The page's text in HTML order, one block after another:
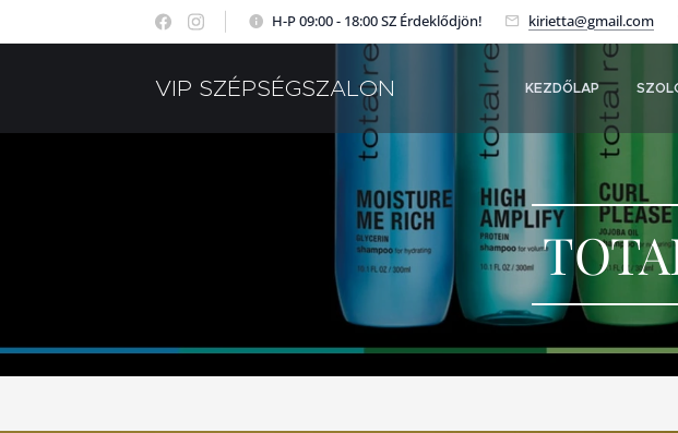
H-P 09:00 - 18:00 SZ Érdeklődjön! kirietta@gmail.com
VIP SZÉPSÉGSZALON KEZDŐLAP